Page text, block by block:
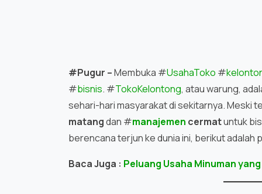
#Pugur –Membuka #UsahaToko #
#bisnis. #TokoKelontong, atau warung,
sehari-hari masyarakat di sekitarnya. Meski
matangdan #manajemen cermatuntuk
berencana terjun ke dunia ini, berikut adalah
Baca Juga : Peluang Usaha Minuman